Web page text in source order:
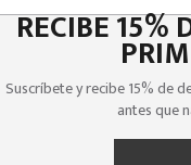
RECIBE 15%
Suscríbete y recibe 15% de
antes que